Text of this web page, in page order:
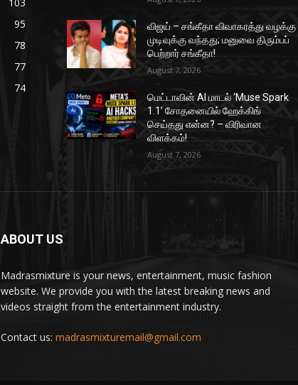
95
78
77
74
விஜய் – சங்கீதா விவாகரத்து வழக்கு
முடிவுக்கு வந்தது; மனுவை திரும்பப்
பெற்றார் சங்கீதா!
August 7, 2026
மெட்டாவின் AI மாடல் ‘Muse Spark
1.1’ சோதனையில் ஹேக்கிங்
செய்தது என்ன? – விரிவான
விளக்கம்!
August 7, 2026
ABOUT US
Madrasmixture is your news, entertainment, music fashion
website. We provide you with the latest breaking news and
videos straight from the entertainment industry.
Contact us: madrasmixturemail@gmail.com